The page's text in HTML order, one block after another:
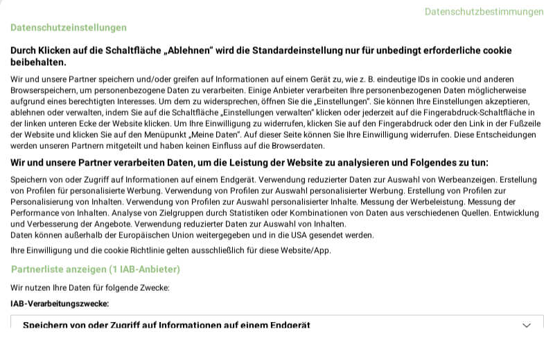
Nutze weekli auch mobil – App jetzt laden oder QR-Code scannen.
Ernsting's family Sindelfingen
Mercedesstraße 12
525,63 km
Datenschutzbestimmungen
Datenschutzeinstellungen
Durch Klicken auf die Schaltfläche „Ablehnen“ wird die Standardeinstellung nur für unbedingt erforderliche cookie
beibehalten.
Wir und unsere Partner speichern und/oder greifen auf Informationen auf einem Gerät zu, wie z. B. eindeutige IDs in cookie und anderen
Browserspeichern, um personenbezogene Daten zu verarbeiten. Einige Anbieter verarbeiten Ihre personenbezogenen Daten möglicherweise
aufgrund eines berechtigten Interesses. Um dem zu widersprechen, öffnen Sie die „Einstellungen“. Sie können Ihre Einstellungen akzeptieren,
ablehnen oder verwalten, indem Sie auf die Schaltfläche „Einstellungen verwalten“ klicken oder jederzeit auf die Fingerabdruck-Schaltfläche in
der linken unteren Ecke der Website klicken. Um Ihre Einwilligung zu widerrufen, klicken Sie auf den Fingerabdruck oder den Link in der Fußzeile
der Website und klicken Sie auf den Menüpunkt „Meine Daten“. Auf dieser Seite können Sie Ihre Einwilligung widerrufen. Diese Entscheidungen
werden unseren Partnern mitgeteilt und haben keinen Einfluss auf die Browserdaten.
Wir und unsere Partner verarbeiten Daten, um die Leistung der Website zu analysieren und Folgendes zu tun:
Speichern von oder Zugriff auf Informationen auf einem Endgerät. Verwendung reduzierter Daten zur Auswahl von Werbeanzeigen. Erstellung
von Profilen für personalisierte Werbung. Verwendung von Profilen zur Auswahl personalisierter Werbung. Erstellung von Profilen zur
Personalisierung von Inhalten. Verwendung von Profilen zur Auswahl personalisierter Inhalte. Messung der Werbeleistung. Messung der
Performance von Inhalten. Analyse von Zielgruppen durch Statistiken oder Kombinationen von Daten aus verschiedenen Quellen. Entwicklung
und Verbesserung der Angebote. Verwendung reduzierter Daten zur Auswahl von Inhalten.
Daten können außerhalb der Europäischen Union weitergegeben und in die USA gesendet werden.
Ihre Einwilligung und die cookie Richtlinie gelten ausschließlich für diese Website/App.
Partnerliste anzeigen (1 IAB-Anbieter)
Wir nutzen Ihre Daten für folgende Zwecke:
IAB-Verarbeitungszwecke:
Speichern von oder Zugriff auf Informationen auf einem Endgerät